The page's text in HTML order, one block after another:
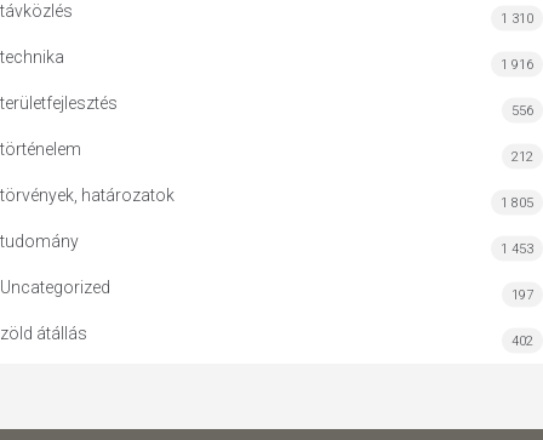
távközlés 1 310
technika 1 916
területfejlesztés 556
történelem 212
törvények, határozatok 1 805
tudomány 1 453
Uncategorized 197
zöld átállás 402